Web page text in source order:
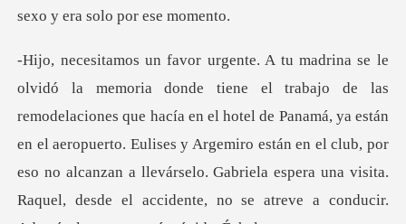
ía en el hotel de Panamá, ya están
en el aeropuerto. Eulises y Argemiro están en el club, por
eso no alcanzan a llevárselo. Ga